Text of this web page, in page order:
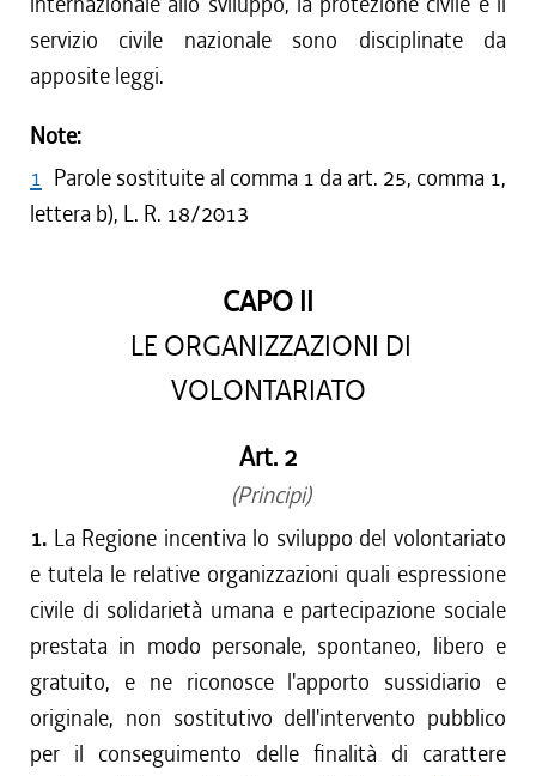
servizio civile nazionale sono disciplinate da
apposite leggi.
Note:
1 Parole sostituite al comma 1 da art. 25, comma 1,
lettera b), L. R. 18/2013
CAPO II
LE ORGANIZZAZIONI DI
VOLONTARIATO
Art. 2
(Principi)
1. La Regione incentiva lo sviluppo del volontariato
e tutela le relative organizzazioni quali espressione
civile di solidarietà umana e partecipazione sociale
prestata in modo personale, spontaneo, libero e
gratuito, e ne riconosce l'apporto sussidiario e
originale, non sostitutivo dell'intervento pubblico
per il conseguimento delle finalità di carattere